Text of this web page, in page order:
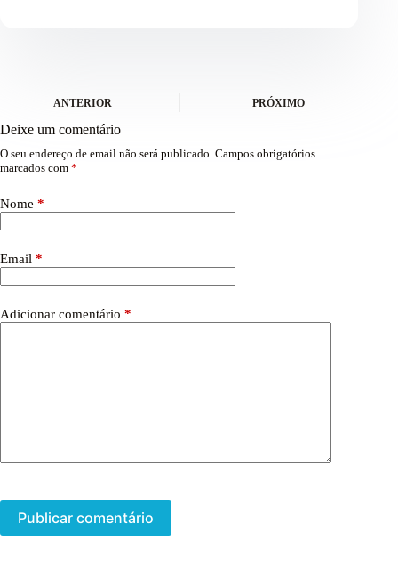
ANTERIOR PRÓXIMO
Deixe um comentário
O seu endereço de email não será publicado. Campos obrigatórios
marcados com *
Nome *
Email *
Adicionar comentário *
Publicar comentário